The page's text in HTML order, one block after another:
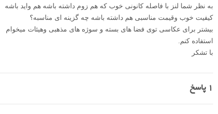
به نظر شما لنز با فاصله کانونی خوب که هم زوم داشته باشه هم واید باشه
کیفیت خوب وقیمت مناسبی هم داشته باشه چه گزینه ای مناسبه؟
بیشتر برای عکاسی توی فضا های بسته و سوژه های مذهبی وهیئات میخوام
استفاده کنم.
با تشکر
1 پاسخ